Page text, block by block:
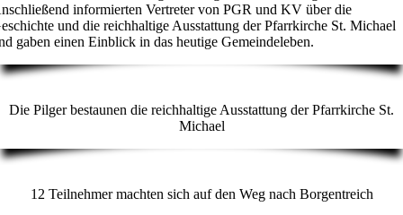
informierten Vertreter von PGR und KV über die
und die reichhaltige Ausstattung der Pfarrkirche St. Michael
gaben einen Einblick in das heutige Gemeindeleben.
Die Pilger bestaunen die reichhaltige Ausstattung der Pfarrkirche St.
Michael
12 Teilnehmer machten sich auf den Weg nach Borgentreich